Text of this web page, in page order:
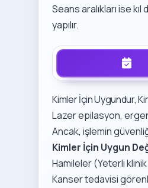
Seans aralıkları ise
yapılır.
Kimler İçin Uygundur,
Lazer epilasyon,
Ancak, işlemin
Kimler İçin Uygun
Hamileler (Yeterli klinik
Kanser tedavisi